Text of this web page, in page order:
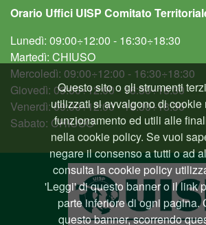
Orario Uffici UISP Comitato
Lunedì: 09:00÷12:00 - 16:30÷18:30
Martedì: CHIUSO
Mercoledì: 09:00÷12:00 - 16:30÷18:30
Giovedì: 09:00÷12:00 - 16:30÷18:30
Venerdì: 09:00÷12:00 - 16:30÷18:30
Sabato: CHIUSO
Questo sito o gli strumenti
utilizzati si avvalgono di cookie
funzionamento ed utili alle
nella cookie policy. Se vuoi
negare il consenso a tutti o ad
consulta la cookie policy
'Leggi' di questo banner o il link
parte inferiore di ogni pagina.
questo banner, scorrendo